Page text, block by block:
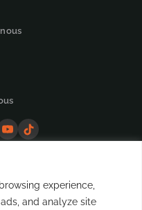
experience,
and analyze site